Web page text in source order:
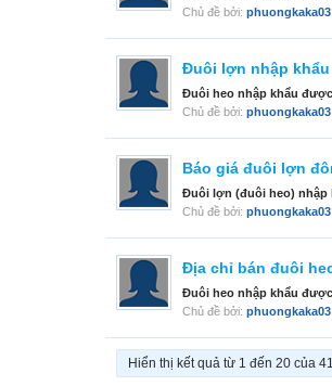
Chủ đề bởi: phuongkaka03
Đuôi lợn nhập
Đuôi heo nhập khẩu
Chủ đề bởi: phuongkaka03
Báo giá đuôi lợn
Đuôi lợn (đuôi heo) nhập
Chủ đề bởi: phuongkaka03
Địa chỉ bán đuôi
Đuôi heo nhập khẩu
Chủ đề bởi: phuongkaka03
Hiển thị kết quả từ 1 đến 20 của 41